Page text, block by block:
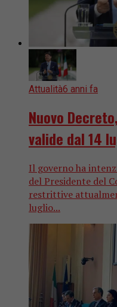
Attualità6 anni fa
Nuovo
valide dal 14
Il governo ha
del Presidente del
restrittive
luglio...